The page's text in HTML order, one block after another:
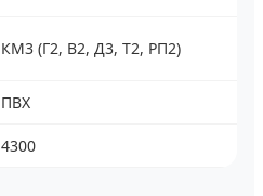
КМ3 (Г2, В2, Д3, Т2, РП2)
ПВХ
4300